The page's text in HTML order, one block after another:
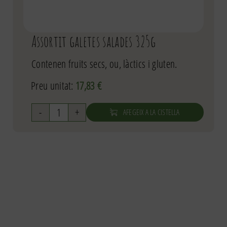
Assortit galetes salades 325g
Contenen fruits secs, ou, làctics i gluten.
Preu unitat: 17,83 €
quantitat
AFEGEIX A LA CISTELLA